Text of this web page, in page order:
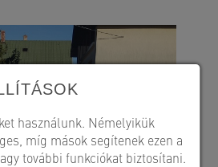
használunk. Némelyikük
míg mások segítenek ezen a
további funkciókat biztosítani.